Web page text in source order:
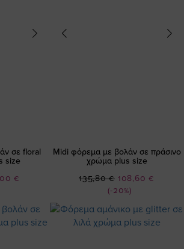
σε floral
size
€
Midi φόρεμα με βολάν σε πράσινο
χρώμα plus size
(-20%)
Ειδική
Τιμή
108,60 €
135,80 €